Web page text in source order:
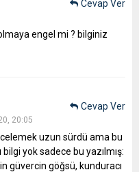
engel mi ? bilginiz
Cevap Ver
20:05
uzun sürdü ama bu
yok sadece bu yazılmış:
güvercin göğsü, kunduracı
Cevap Ver